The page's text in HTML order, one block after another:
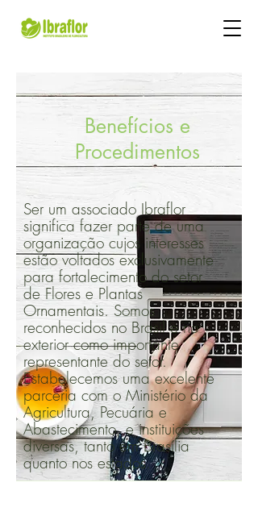
Benefícios e
Procedimentos
Ser um associado Ibraflor
significa fazer parte de uma
organização cujos interesses
estão voltados exclusivamente
para fortalecimento do setor
de Flores e Plantas
Ornamentais. Somos
reconhecidos no Brasil e no
exterior como importante
representante do setor.
Estabelecemos uma excelente
parceria com o Ministério da
Agricultura, Pecuária e
Abastecimento, e instituições
diversas, tanto em Brasília
quanto nos estados.